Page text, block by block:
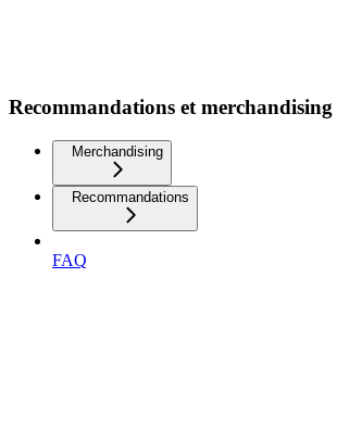
Recommandations et merchandising
Merchandising
Recommandations
FAQ